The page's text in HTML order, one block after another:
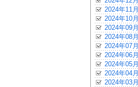
2024年11月
2024年10月
2024年09月
2024年08月
2024年07月
2024年06月
2024年05月
2024年04月
2024年03月